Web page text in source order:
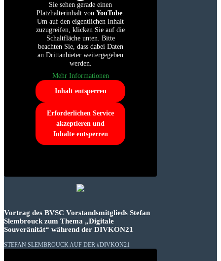
Sie sehen gerade einen
Platzhalterinhalt von YouTube.
Um auf den eigentlichen Inhalt
zuzugreifen, klicken Sie auf die
Schaltfläche unten. Bitte
beachten Sie, dass dabei Daten
an Drittanbieter weitergegeben
werden.
Mehr Informationen
Inhalt entsperren
Erforderlichen Service
akzeptieren und
Inhalte entsperren
Vortrag des BVSC Vorstandsmitglieds Stefan
Slembrouck zum Thema „Digitale
Souveränität“ während der DIVKON21
STEFAN SLEMBROUCK AUF DER #DIVKON21